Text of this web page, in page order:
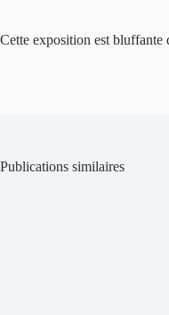
Cette exposition est bluffante
Publications similaires